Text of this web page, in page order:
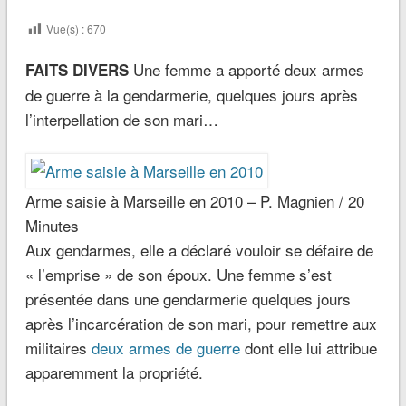
Vue(s) :670
FAITS DIVERSUne femme a apporté deux armes
de guerre à la gendarmerie, quelques jours après
l’interpellation de son mari…
Arme saisie à Marseille en 2010 – P. Magnien / 20
Minutes
Aux gendarmes, elle a déclaré vouloir se défaire de
« l’emprise » de son époux. Une femme s’est
présentée dans une gendarmerie quelques jours
après l’incarcération de son mari, pour remettre aux
militaires deux armes de guerredont elle lui attribue
apparemment la propriété.